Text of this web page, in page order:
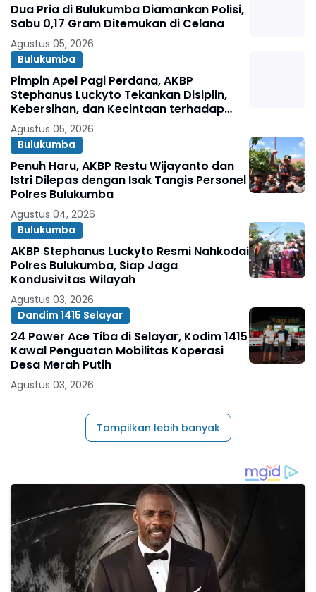
Dua Pria di Bulukumba Diamankan Polisi,
Sabu 0,17 Gram Ditemukan di Celana
Agustus 05, 2026
Bulukumba
Pimpin Apel Pagi Perdana, AKBP
Stephanus Luckyto Tekankan Disiplin,
Kebersihan, dan Kecintaan terhadap
Organisasi
Agustus 05, 2026
Bulukumba
Penuh Haru, AKBP Restu Wijayanto dan
Istri Dilepas dengan Isak Tangis Personel
Polres Bulukumba
Agustus 04, 2026
Bulukumba
AKBP Stephanus Luckyto Resmi Nahkodai
Polres Bulukumba, Siap Jaga
Kondusivitas Wilayah
Agustus 03, 2026
Dandim 1415 Selayar
24 Power Ace Tiba di Selayar, Kodim 1415
Kawal Penguatan Mobilitas Koperasi
Desa Merah Putih
Agustus 03, 2026
Tampilkan lebih banyak